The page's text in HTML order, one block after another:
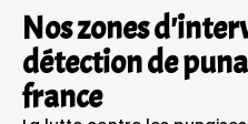
Nos zones
détection de
france